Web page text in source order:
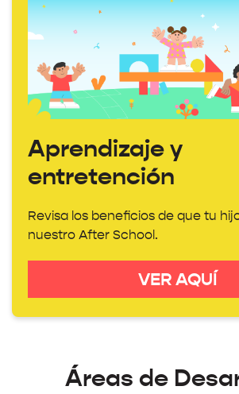
Aprendizaje y
entretención
Revisa los beneficios de que tu
nuestro After School.
VER AQUÍ
Áreas de